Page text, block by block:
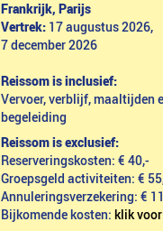
Frankrijk, Parijs
Vertrek: 17 augustus 2026,
7 december 2026
Reissom is inclusief:
Vervoer, verblijf, maaltijden
begeleiding
Reissom is exclusief:
Reserveringskosten: € 40,-
Groepsgeld activiteiten: €
Annuleringsverzekering: €
Bijkomende kosten: klik